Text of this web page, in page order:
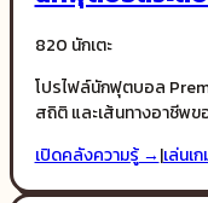
820 นักเตะ
โปรไฟล์นักฟุตบอล
สถิติ และเส้นทางอาชีพ
เปิดคลังความรู้ →|เล่นเ